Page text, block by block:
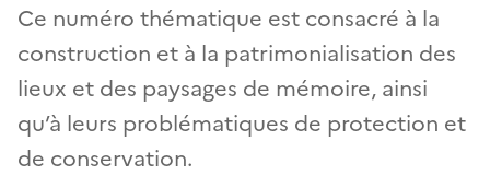
Ce numéro thématique est consacré à la
construction et à la patrimonialisation des
lieux et des paysages de mémoire, ainsi
qu’à leurs problématiques de protection et
de conservation.